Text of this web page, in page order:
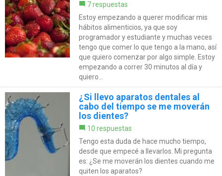
7 respuestas
Estoy empezando a querer modificar mis
hábitos alimenticios, ya que soy
programador y estudiante y muchas veces
tengo que comer lo que tengo a la mano, así
que quiero comenzar por algo simple. Estoy
empezando a correr 30 minutos al día y
quiero...
¿Si llevo aparatos dentales al
cabo del tiempo se me moverán
los dientes?
10 respuestas
Tengo esta duda de hace mucho tiempo,
desde que empecé a llevarlos. Mi pregunta
es: ¿Se me moverán los dientes cuando me
quiten los aparatos?